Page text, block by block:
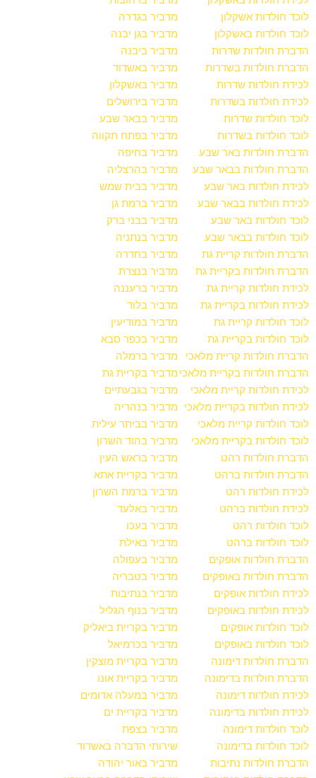
לוכד חולדות אשקלון
לוכד חולדות באשקלון
הדברת חולדות שדרות
הדברת חולדות בשדרות
לכידת חולדות שדרות
לכידת חולדות בשדרות
לוכד חולדות שדרות
לוכד חולדות בשדרות
הדברת חולדות באר שבע
הדברת חולדות בבאר שבע
לכידת חולדות באר שבע
לכידת חולדות בבאר שבע
לוכד חולדות באר שבע
לוכד חולדות בבאר שבע
הדברת חולדות קריית גת
הדברת חולדות בקריית גת
לכידת חולדות קריית גת
לכידת חולדות בקריית גת
לוכד חולדות קריית גת
לוכד חולדות בקריית גת
הדברת חולדות קריית מלאכי
הדברת חולדות בקריית מלאכי
לכידת חולדות קריית מלאכי
לכידת חולדות בקריית מלאכי
לוכד חולדות קריית מלאכי
לוכד חולדות בקריית מלאכי
הדברת חולדות רהט
הדברת חולדות ברהט
לכידת חולדות רהט
לכידת חולדות ברהט
לוכד חולדות רהט
לוכד חולדות ברהט
הדברת חולדות אופקים
הדברת חולדות באופקים
לכידת חולדות אופקים
לכידת חולדות באופקים
לוכד חולדות אופקים
לוכד חולדות באופקים
הדברת חולדות דימונה
הדברת חולדות בדימונה
לכידת חולדות דימונה
לכידת חולדות בדימונה
לוכד חולדות דימונה
לוכד חולדות בדימונה
הדברת חולדות נתיבות
מדביר בגדרה
מדביר בגן יבנה
מדביר ביבנה
מדביר באשדוד
מדביר באשקלון
מדביר בירושלים
מדביר בבאר שבע
מדביר בפתח תקווה
מדביר בחיפה
מדביר בהרצליה
מדביר בבית שמש
מדביר ברמת גן
מדביר בבני ברק
מדביר בנתניה
מדביר בחדרה
מדביר בנצרת
מדביר ברעננה
מדביר בלוד
מדביר במודיעין
מדביר בכפר סבא
מדביר ברמלה
מדביר בקריית גת
מדביר בגבעתיים
מדביר בנהריה
מדביר בביתר עילית
מדביר בהוד השרון
מדביר בראש העין
מדביר בקריית אתא
מדביר ברמת השרון
מדביר באלעד
מדביר בעכו
מדביר באילת
מדביר בעפולה
מדביר בטבריה
מדביר בנתיבות
מדביר בנוף הגליל
מדביר בקריית ביאליק
מדביר בכרמיאל
מדביר בקריית מוצקין
מדביר בקריית אונו
מדביר במעלה אדומים
מדביר בקריית ים
מדביר בצפת
שירותי הדברה באשדוד
מדביר באור יהודה